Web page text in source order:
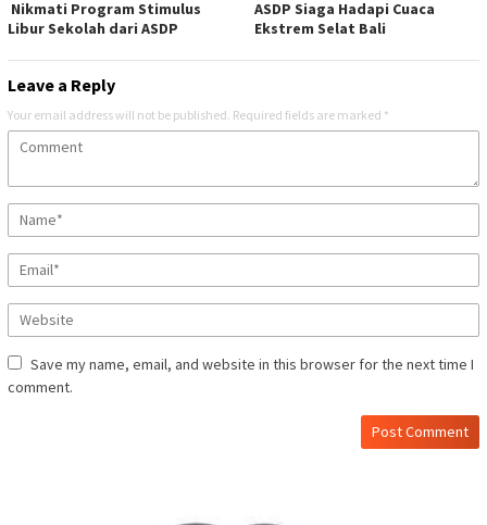
Nikmati Program Stimulus
Libur Sekolah dari ASDP
ASDP Siaga Hadapi Cuaca
Ekstrem Selat Bali
Leave a Reply
Your email address will not be published. Required fields are marked *
Save my name, email, and website in this browser for the next time I
comment.